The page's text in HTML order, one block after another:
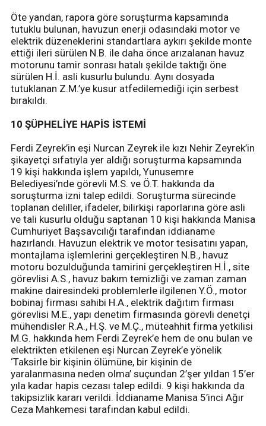
Öte yandan, rapora göre soruşturma kapsamında
tutuklu bulunan, havuzun enerji odasındaki motor ve
elektrik düzeneklerini standartlara aykırı şekilde monte
ettiği ileri sürülen N.B. ile daha önce arızalanan havuz
motorunu tamir sonrası hatalı şekilde taktığı öne
sürülen H.İ. asli kusurlu bulundu. Aynı dosyada
tutuklanan Z.M.’ye kusur atfedilemediği için serbest
bırakıldı.
10 ŞÜPHELİYE HAPİS İSTEMİ
Ferdi Zeyrek’in eşi Nurcan Zeyrek ile kızı Nehir Zeyrek’in
şikayetçi sıfatıyla yer aldığı soruşturma kapsamında
19 kişi hakkında işlem yapıldı, Yunusemre
Belediyesi’nde görevli M.S. ve Ö.T. hakkında da
soruşturma izni talep edildi. Soruşturma sürecinde
toplanan deliller, ifadeler, bilirkişi raporlarına göre asli
ve tali kusurlu olduğu saptanan 10 kişi hakkında Manisa
Cumhuriyet Başsavcılığı tarafından iddianame
hazırlandı. Havuzun elektrik ve motor tesisatını yapan,
montajlama işlemlerini gerçekleştiren N.B., havuz
motoru bozulduğunda tamirini gerçekleştiren H.İ., site
görevlisi A.S., havuz bakım temizliği ve zaman zaman
makine dairesindeki problemlerle ilgilenen Y.Ö., motor
bobinaj firması sahibi H.A., elektrik dağıtım firması
görevlisi M.E., yapı denetim firmasında görevli denetçi
mühendisler R.A., H.Ş. ve M.Ç., müteahhit firma yetkilisi
M.G. hakkında hem Ferdi Zeyrek’e hem de onu bulan ve
elektrikten etkilenen eşi Nurcan Zeyrek’e yönelik
‘Taksirle bir kişinin ölümüne, bir kişinin de
yaralanmasına neden olma’ suçundan 2’şer yıldan 15’er
yıla kadar hapis cezası talep edildi. 9 kişi hakkında da
takipsizlik kararı verildi. İddianame Manisa 5’inci Ağır
Ceza Mahkemesi tarafından kabul edildi.